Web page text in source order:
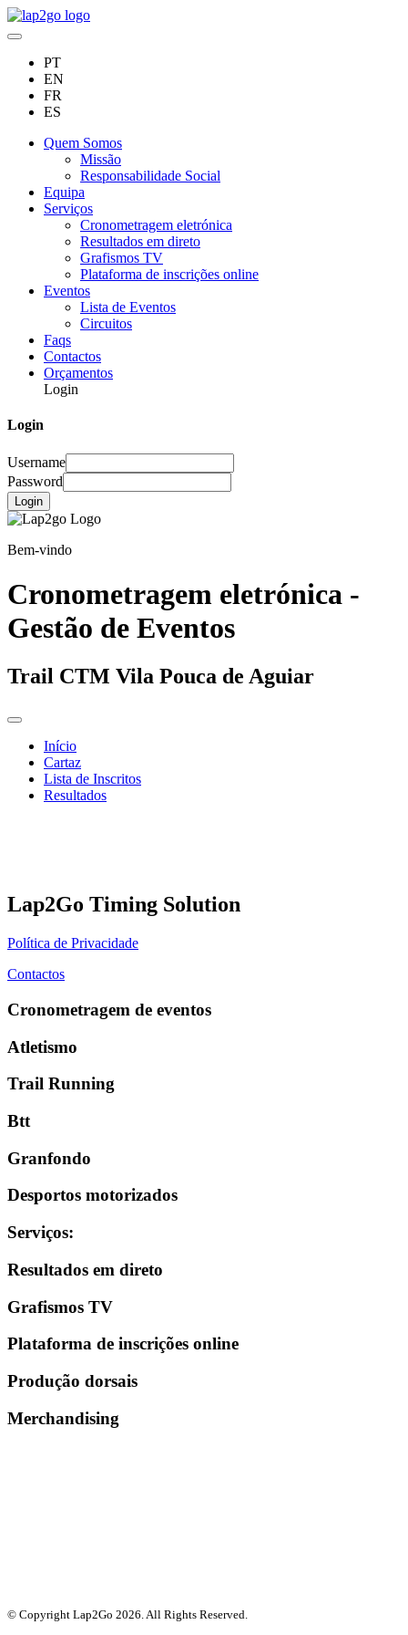
PT
EN
FR
ES
Quem Somos
Missão
Responsabilidade Social
Equipa
Serviços
Cronometragem eletrónica
Resultados em direto
Grafismos TV
Plataforma de inscrições online
Eventos
Lista de Eventos
Circuitos
Faqs
Contactos
Orçamentos
Login
Login
Username
Password
Login
Bem-vindo
Cronometragem eletrónica -
Gestão de Eventos
Trail CTM Vila Pouca de Aguiar
Início
Cartaz
Lista de Inscritos
Resultados
Lap2Go Timing Solution
Política de Privacidade
Contactos
Cronometragem de eventos
Atletismo
Trail Running
Btt
Granfondo
Desportos motorizados
Serviços:
Resultados em direto
Grafismos TV
Plataforma de inscrições online
Produção dorsais
Merchandising
© Copyright Lap2Go 2026. All Rights Reserved.